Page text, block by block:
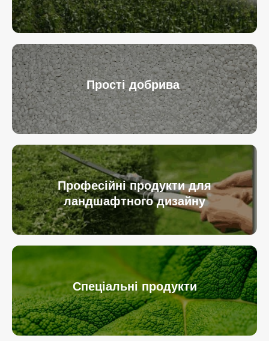
Прості добрива
Професійні продукти для
ландшафтного дизайну
Спеціальні продукти